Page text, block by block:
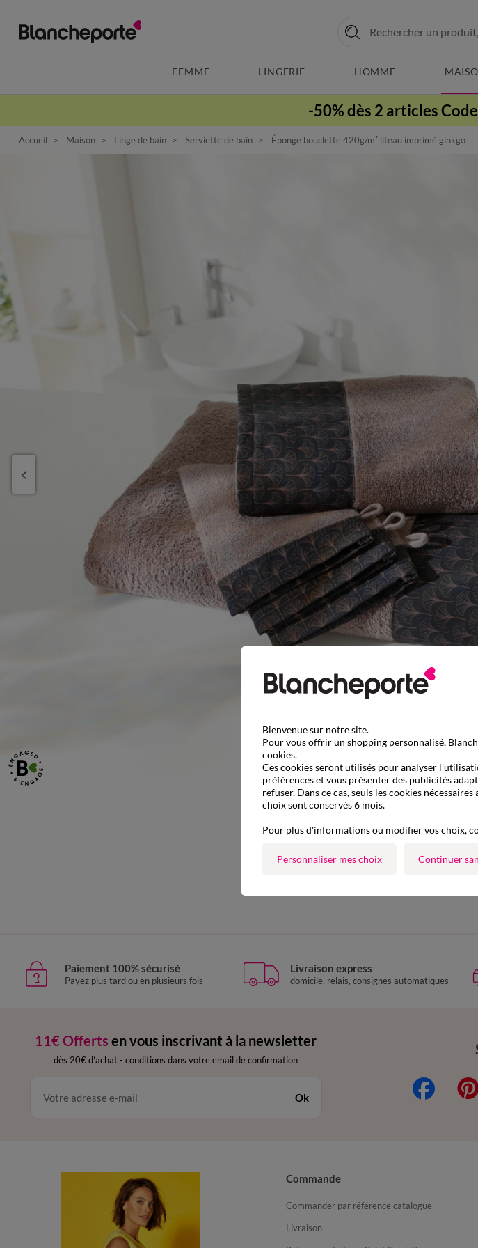
FEMME LINGERIE HOMME
-50% dès 2 articles Code
Accueil Maison Linge de bain Serviette de bain Éponge bouclette 420g/m² liteau imprimé ginkgo
D'autres idées de
Paiement 100% sécurisé
Payez plus tard ou en plusieurs fois
Livraison express
domicile, relais, consignes automatiques
11€ Offerts en vous inscrivant à la newsletter
dès 20€ d’achat - conditions dans votre email de confirmation
Ok
Commande
Commander par référence catalogue
Livraison
Bienvenue sur notre site.
Pour vous offrir un shopping personnalisé,
cookies.
Ces cookies seront utilisés pour analyser
préférences et vous présenter des publicités
refuser. Dans ce cas, seuls les cookies
choix sont conservés 6 mois.
Pour plus d'informations ou modifier vos choix,
Personnaliser mes choix Continuer